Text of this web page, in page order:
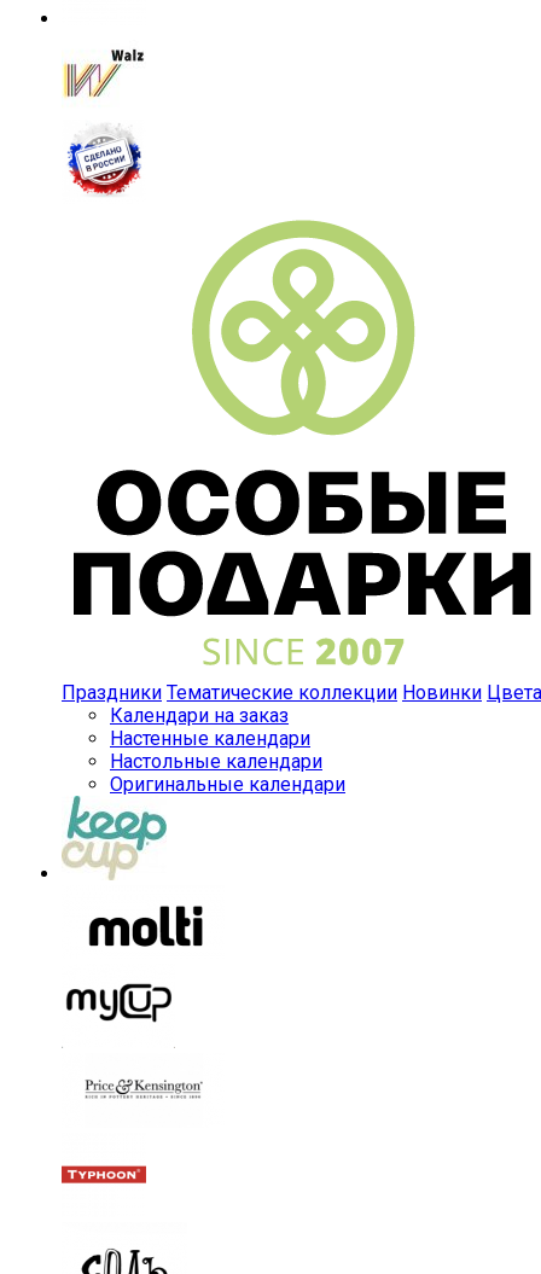
Праздники Тематические коллекции Новинки Цвета
Календари на заказ
Настенные календари
Настольные календари
Оригинальные календари